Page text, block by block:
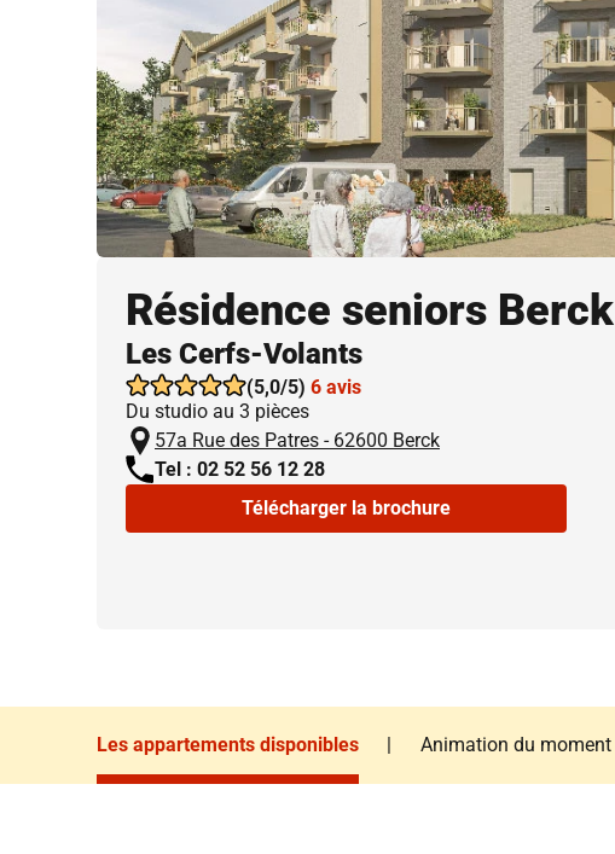
Résidence seniors Berck
Les Cerfs-Volants
(5,0/5) 6 avis
Du studio au 3 pièces
57a Rue des Patres - 62600 Berck
Tel : 02 52 56 12 28
Télécharger la brochure
Les appartements disponibles
|
Animation du moment